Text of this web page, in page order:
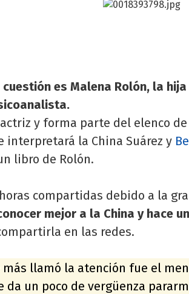
cuestión es Malena Rolón, la
y forma parte del elenco
interpretará la China Suárez y
libro de Rolón.
compartidas debido a la
mejor a la China y hace
en las redes.
más llamó la atención fue el
da un poco de vergüenza